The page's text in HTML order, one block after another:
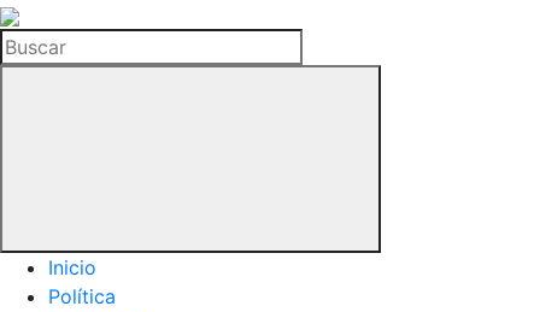
La
Hemeroteca
del
Buscar
Inicio
Política